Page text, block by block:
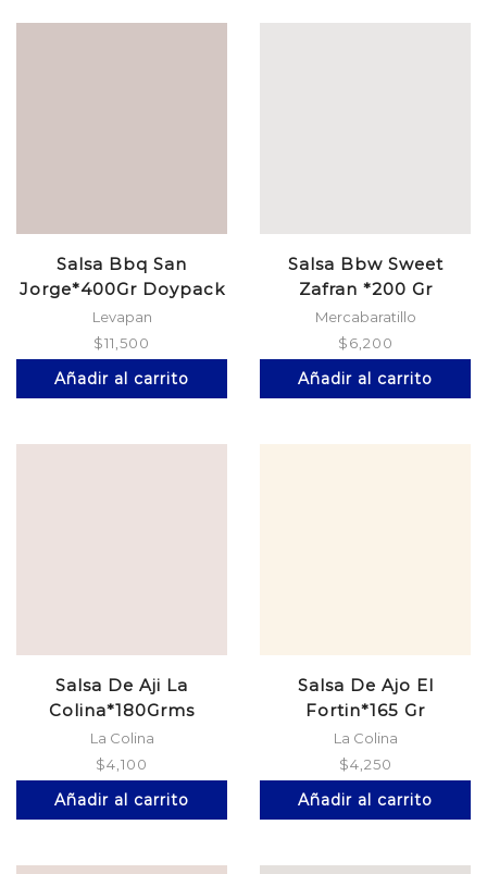
Salsa Bbq San
Jorge*400Gr Doypack
Levapan
$11,500
Añadir al carrito
Salsa Bbw Sweet
Zafran *200 Gr
Mercabaratillo
$6,200
Añadir al carrito
Salsa De Aji La
Colina*180Grms
La Colina
$4,100
Añadir al carrito
Salsa De Ajo El
Fortin*165 Gr
La Colina
$4,250
Añadir al carrito